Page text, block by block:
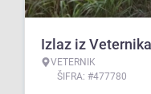
Izlaz iz Veternika
VETERNIK
ŠIFRA: #477780